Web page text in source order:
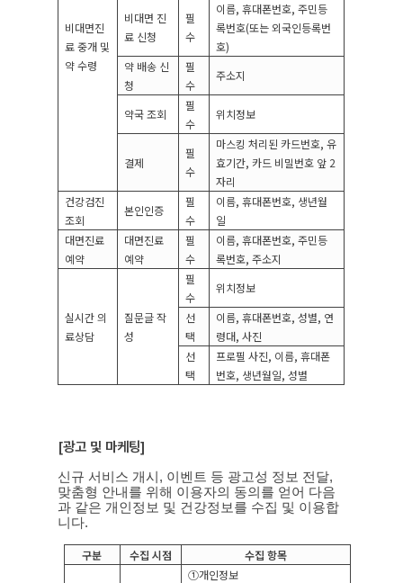
비대면진
료 중개 및
약 수령
비대면 진
료 신청
필
수
이름,휴대폰번호,주민등
록번호(또는 외국인등록번
호)
약 배송 신
청
필
수
주소지
약국 조회
필
수
위치정보
결제
필
수
마스킹 처리된 카드번호,유
효기간,카드 비밀번호 앞 2
자리
건강검진
조회
본인인증
필
수
이름,휴대폰번호, 생년월
일
대면진료
예약
대면진료
예약
필
수
이름,휴대폰번호,주민등
록번호,주소지
실시간 의
료상담
질문글 작
성
필
수
위치정보
선
택
이름,휴대폰번호,성별, 연
령대,사진
선
택
프로필 사진, 이름,휴대폰
번호, 생년월일,성별
[광고 및 마케팅]
신규 서비스 개시 , 이벤트 등 광고성 정보 전달,
맞춤형 안내를 위해 이용자의 동의를 얻어 다음
과 같은 개인정보 및 건강정보를 수집 및 이용합
니다.
구분 수집 시점 수집 항목
①개인정보